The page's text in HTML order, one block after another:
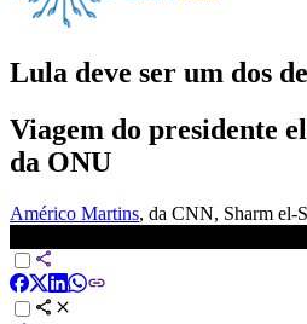
Lula deve ser um dos
Viagem do presidente
da ONU
Américo Martins, da CNN, Sharm el-